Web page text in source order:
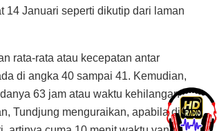
14 Januari seperti dikutip dari laman
rata-rata atau kecepatan antar
di angka 40 sampai 41. Kemudian,
63 jam atau waktu kehilangan
Tundjung menguraikan, apabila dibagi